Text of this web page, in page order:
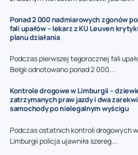
Ponad 2 000 nadmiarowych zgonów
fali upałów – lekarz z KU Leuven
planu działania
Podczas pierwszej tegorocznej fali
Belgii odnotowano ponad 2 000...
Kontrole drogowe w Limburgii –
zatrzymanych praw jazdy i dwa
samochody po nielegalnym wyścigu
Podczas ostatnich kontroli drogowych w
Limburgii policja ujawniła szereg...